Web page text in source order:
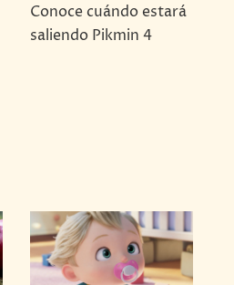
Conoce cuándo estará
saliendo Pikmin 4